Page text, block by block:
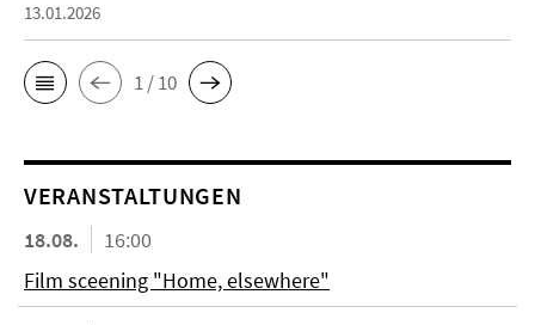
13.01.2026
1 / 10
VERANSTALTUNGEN
18.08.
16:00
Film sceening "Home, elsewhere"